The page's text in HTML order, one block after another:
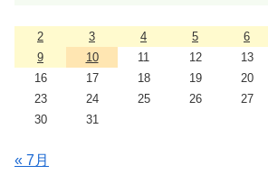
2
3 4 5 6
9
10 11 12 13
16
17 18 19 20
23
24 25 26 27
30
31
« 7月